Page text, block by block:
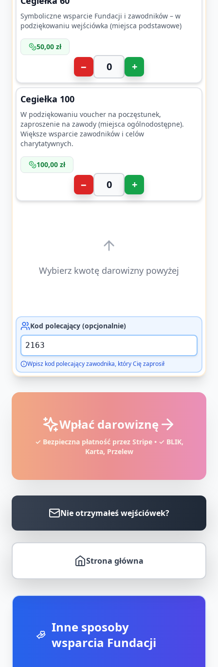
Symboliczne wsparcie Fundacji i zawodników – w
podziękowaniu wejściówka (miejsca podstawowe)
50,00 zł
− +
Cegiełka 100
W podziękowaniu voucher na poczęstunek,
zaproszenie na zawody (miejsca ogólnodostępne).
Większe wsparcie zawodników i celów
charytatywnych.
100,00 zł
− +
Wybierz kwotę darowizny powyżej
Kod polecający (opcjonalnie)
Wpisz kod polecający zawodnika, który Cię zaprosił
Wpłać darowiznę
✓ Bezpieczna płatność przez Stripe • ✓ BLIK,
Karta, Przelew
Nie otrzymałeś wejściówek?
Strona główna
Inne sposoby
wsparcia Fundacji